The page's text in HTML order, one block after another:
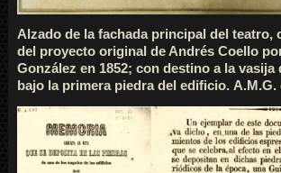
Alzado de la fachada principal del teatro,
del proyecto original de Andrés Coello
González en 1852; con destino a la vasija
bajo la primera piedra del edificio. A.M.G.